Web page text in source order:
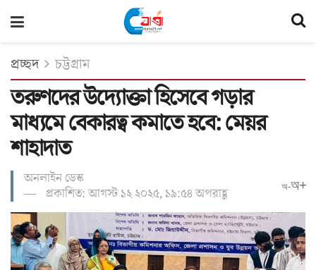
প্রচ্ছদ চট্টগ্রাম
তরুণদের উদ্যোক্তা হিসেবে গড়ার
মাধ্যমে বেকারত্ব কমাতে হবে: মেয়র
শাহাদাত
অনলাইন ডেস্ক
প্রকাশিত: আগস্ট ১২ ২০২৫, ১৯:৫৪ অপরাহ্ণ
অ-অ+